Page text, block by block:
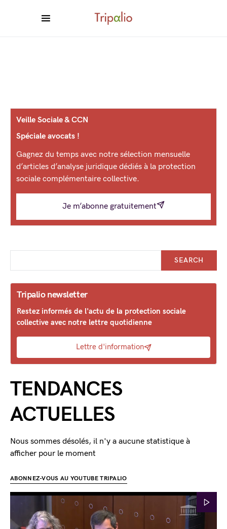
Veille Sociale & CCN
Spéciale avocats !
Gagnez du temps avec notre sélection mensuelle
d’articles d’analyse juridique dédiés à la protection
sociale complémentaire collective.
Je m’abonne gratuitement
SEARCH
Tripalio newsletter
Restez informés de l'actu de la protection sociale
collective avec notre lettre quotidienne
Lettre d'information
TENDANCES
ACTUELLES
Nous sommes désolés, il n'y a aucune statistique à
afficher pour le moment
ABONNEZ-VOUS AU YOUTUBE TRIPALIO